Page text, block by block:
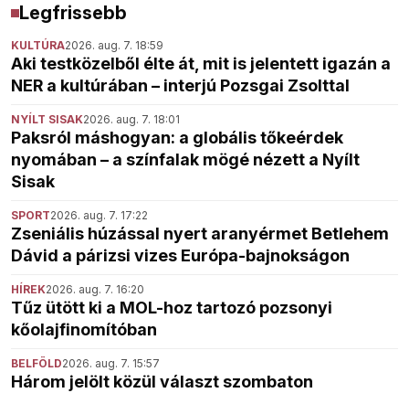
Legfrissebb
KULTÚRA2026. aug. 7. 18:59
Aki testközelből élte át, mit is jelentett igazán a
NER a kultúrában – interjú Pozsgai Zsolttal
NYÍLT SISAK2026. aug. 7. 18:01
Paksról máshogyan: a globális tőkeérdek
nyomában – a színfalak mögé nézett a Nyílt
Sisak
SPORT2026. aug. 7. 17:22
Zseniális húzással nyert aranyérmet Betlehem
Dávid a párizsi vizes Európa-bajnokságon
HÍREK2026. aug. 7. 16:20
Tűz ütött ki a MOL-hoz tartozó pozsonyi
kőolajfinomítóban
BELFÖLD2026. aug. 7. 15:57
Három jelölt közül választ szombaton